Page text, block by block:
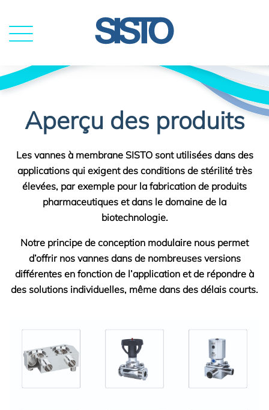
MENU
Aperçu des produits
Les vannes à membrane SISTO sont utilisées dans des
applications qui exigent des conditions de stérilité très
élevées, par exemple pour la fabrication de produits
pharmaceutiques et dans le domaine de la
biotechnologie.
Notre principe de conception modulaire nous permet
d’offrir nos vannes dans de nombreuses versions
différentes en fonction de l’application et de répondre à
des solutions individuelles, même dans des délais courts.